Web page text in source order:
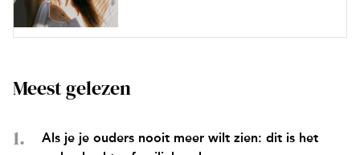
Meest gelezen
Als je je ouders nooit meer wilt zien: dit is het